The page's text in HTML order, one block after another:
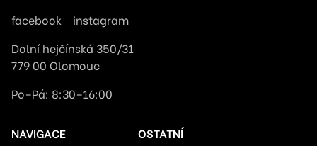
facebook
instagram
Dolní hejčínská 350/31
779 00 Olomouc
Po–Pá: 8:30–16:00
NAVIGACE
OSTATNÍ